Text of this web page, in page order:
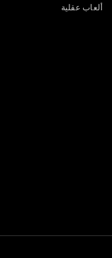
ألعاب عقلية